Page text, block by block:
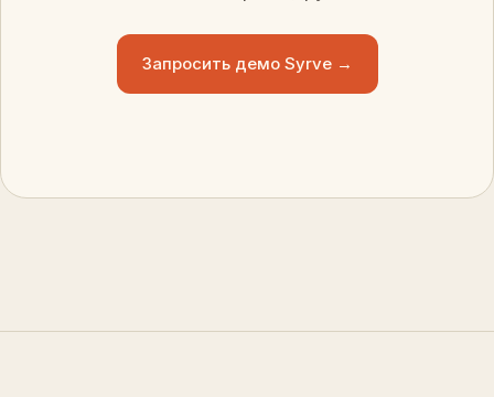
Запросить демо Syrve →